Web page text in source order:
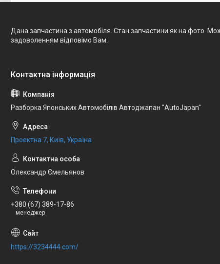
Дана запчастина з автомобіля. Стан запчастини як на фото.
задоволенням відповімо Вам.
Разборка Японських Автомобілів Автоджапан "AutoJapan"
Проектна 7, Київ, Україна
Олександр Ємельянов
+380 (67) 389-17-86
менеджер
https://3234444.com/